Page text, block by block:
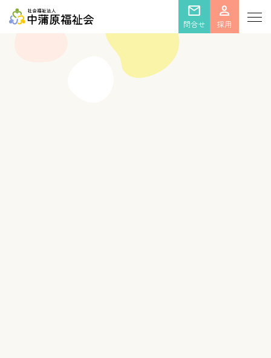
mail
問合せ
person
採用